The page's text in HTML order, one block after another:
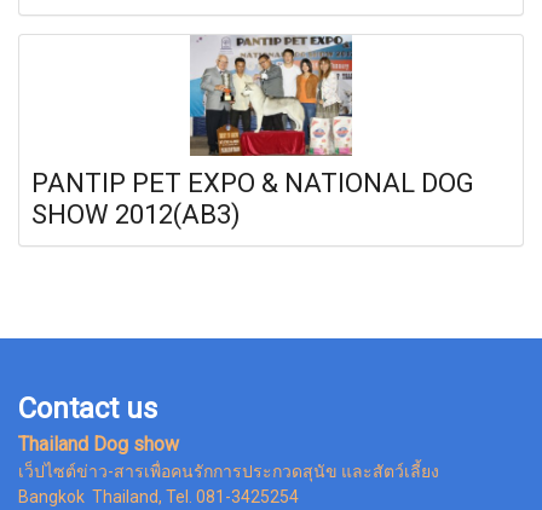
PANTIP PET EXPO & NATIONAL DOG
SHOW 2012(AB3)
Contact us
Thailand Dog show
เว็ปไซต์ข่าว-สารเพื่อคนรักการประกวดสุนัข และสัตว์เลี้ยง
Bangkok Thailand, Tel. 081-3425254